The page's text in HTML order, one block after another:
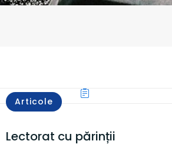
Articole
Lectorat cu părinții